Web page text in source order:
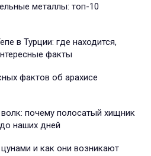
металлы: топ-10
в Турции: где находится,
факты
фактов об арахисе
почему полосатый хищник
наших дней
и как они возникают